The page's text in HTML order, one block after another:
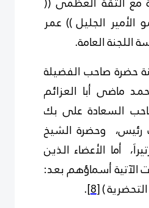
الجليل )) عمر
اللجنة العامة.
حضرة صاحب الفضيلة
ماضى أبا العزائم
السعادة على بك
وحضرة الشيخ
أما الأعضاء الذين
الآتية أسماؤهم بعد:
)
[8]
.